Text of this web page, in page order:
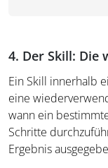
4. Der Skill: Die
Ein Skill innerhalb
eine
wann ein
Schritte
Ergebnis